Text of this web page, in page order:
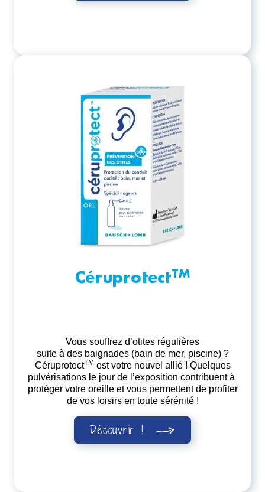
CéruprotectTM
Vous souffrez d’otites régulières
suite à des baignades (bain de mer, piscine) ?
CéruprotectTM est votre nouvel allié ! Quelques
pulvérisations le jour de l’exposition contribuent à
protéger votre oreille et vous permettent de profiter
de vos loisirs en toute sérénité !
Découvrir !